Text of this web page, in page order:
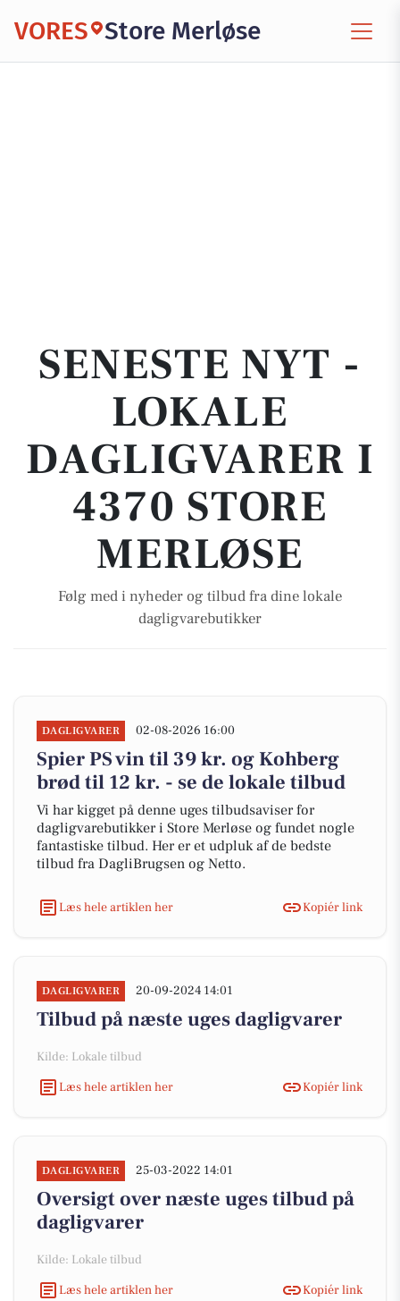
VORES Store Merløse
SENESTE NYT -
LOKALE
DAGLIGVARER I
4370 STORE
MERLØSE
Følg med i nyheder og tilbud fra dine lokale
dagligvarebutikker
DAGLIGVARER 02-08-2026 16:00
Spier PS vin til 39 kr. og Kohberg
brød til 12 kr. - se de lokale tilbud
Vi har kigget på denne uges tilbudsaviser for
dagligvarebutikker i Store Merløse og fundet nogle
fantastiske tilbud. Her er et udpluk af de bedste
tilbud fra DagliBrugsen og Netto.
Læs hele artiklen her Kopiér link
DAGLIGVARER 20-09-2024 14:01
Tilbud på næste uges dagligvarer
Kilde: Lokale tilbud
Læs hele artiklen her
Kopiér link
DAGLIGVARER 25-03-2022 14:01
Oversigt over næste uges tilbud på
dagligvarer
Kilde: Lokale tilbud
Læs hele artiklen her
Kopiér link